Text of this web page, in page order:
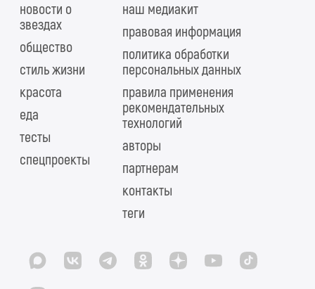
новости о
звездах
общество
стиль жизни
красота
еда
тесты
спецпроекты
наш медиакит
правовая информация
политика обработки
персональных данных
правила применения
рекомендательных
технологий
авторы
партнерам
контакты
теги